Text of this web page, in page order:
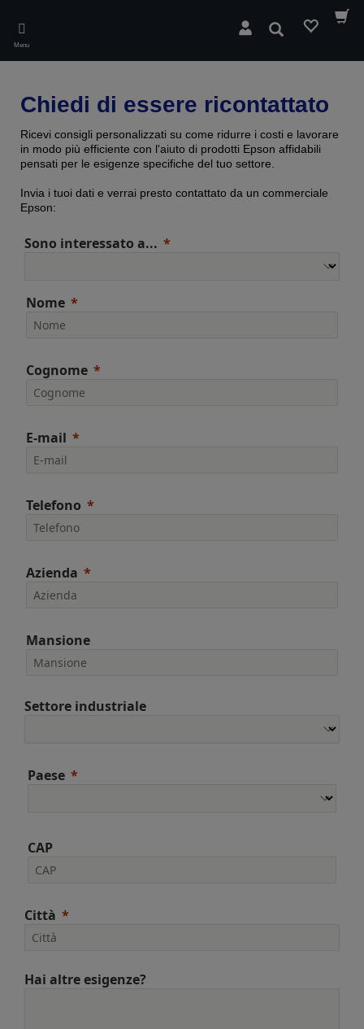
main
content
Menu
Cerca
Chiedi di essere ricontattato
Ricevi consigli personalizzati su come ridurre i costi e lavorare
in modo più efficiente con l'aiuto di prodotti Epson affidabili
pensati per le esigenze specifiche del tuo settore.
Invia i tuoi dati e verrai presto contattato da un commerciale
Epson:
Sono interessato a...
Nome
Cognome
E-mail
Telefono
Azienda
Mansione
Settore industriale
Paese
CAP
Città
Hai altre esigenze?